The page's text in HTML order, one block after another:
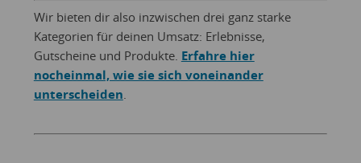
Wir bieten dir also inzwischen drei ganz starke
Kategorien für deinen Umsatz: Erlebnisse,
Gutscheine und Produkte. Erfahre hier
nocheinmal, wie sie sich voneinander
unterscheiden.